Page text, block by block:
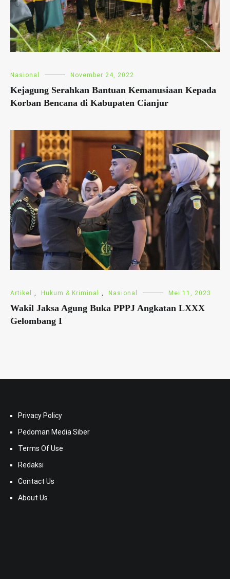
Nasional November 24, 2022
Kejagung Serahkan Bantuan Kemanusiaan Kepada
Korban Bencana di Kabupaten Cianjur
Artikel Hukum & Kriminal Nasional Mei 11, 2023
Wakil Jaksa Agung Buka PPPJ Angkatan LXXX
Gelombang I
Privacy Policy
Pedoman Media Siber
Terms Of Use
Redaksi
Contact Us
About Us